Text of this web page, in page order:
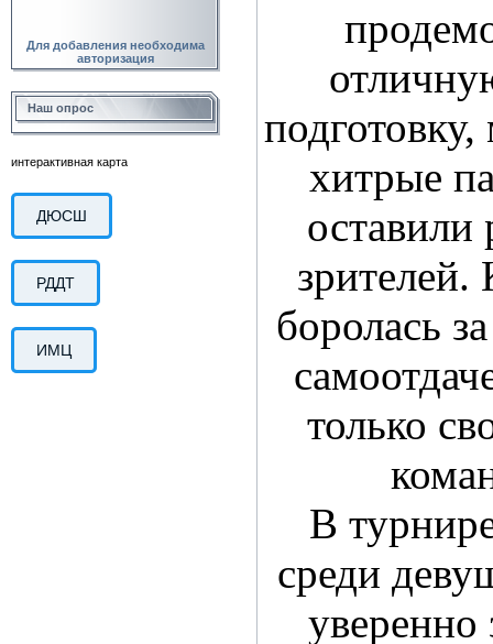
Для добавления необходима
авторизация
Наш опрос
интерактивная карта
ДЮСШ
РДДТ
ИМЦ
хитрые
зрителей.
боролась
только
В
среди
уверенно